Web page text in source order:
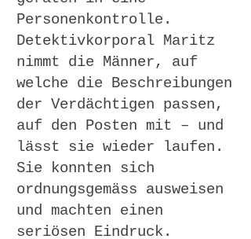
Personenkontrolle.
Detektivkorporal Maritz
nimmt die Männer, auf
welche die Beschreibungen
der Verdächtigen passen,
auf den Posten mit – und
lässt sie wieder laufen.
Sie konnten sich
ordnungsgemäss ausweisen
und machten einen
seriösen Eindruck.